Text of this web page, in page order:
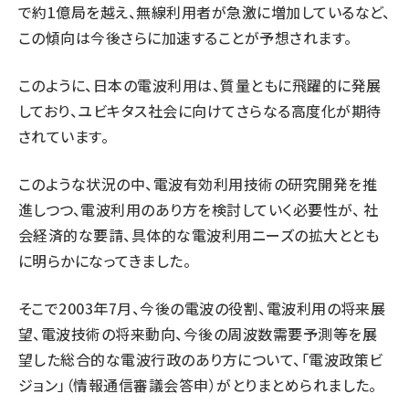
で約1億局を越え、無線利用者が急激に増加しているなど、
この傾向は今後さらに加速することが予想されます。
このように、日本の電波利用は、質量ともに飛躍的に発展
しており、ユビキタス社会に向けてさらなる高度化が期待
されています。
このような状況の中、電波有効利用技術の研究開発を推
進しつつ、電波利用のあり方を検討していく必要性が、 社
会経済的な要請、具体的な電波利用ニーズの拡大ととも
に明らかになってきました。
そこで2003年7月、今後の電波の役割、電波利用の将来展
望、電波技術の将来動向、今後の周波数需要予測等を展
望した総合的な電波行政のあり方について、「電波政策ビ
ジョン」（情報通信審議会答申）がとりまとめられました。